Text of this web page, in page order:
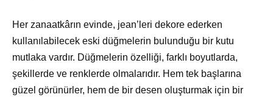
Her zanaatkârın evinde, jean’leri dekore ederken
kullanılabilecek eski düğmelerin bulunduğu bir kutu
mutlaka vardır. Düğmelerin özelliği, farklı boyutlarda,
şekillerde ve renklerde olmalarıdır. Hem tek başlarına
güzel görünürler, hem de bir desen oluşturmak için bir